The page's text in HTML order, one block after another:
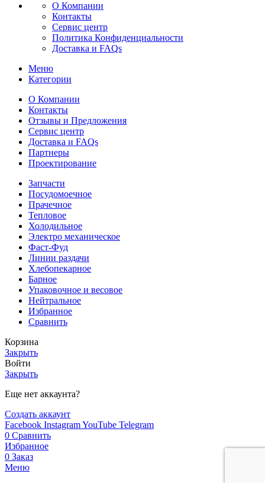
О Компании
Контакты
Сервис центр
Политика Конфиденциальности
Доставка и FAQs
Меню
Категории
О Компании
Контакты
Отзывы и Предложения
Сервис центр
Доставка и FAQs
Партнеры
Проектирование
Запчасти
Посудомоечное
Прачечное
Тепловое
Холодильное
Электро механическое
Фаст-Фуд
Линии раздачи
Хлебопекарное
Барное
Упаковочное и весовое
Нейтральное
Избранное
Сравнить
Корзина
Закрыть
Войти
Закрыть
Еще нет аккаунта?
Создать аккаунт
Facebook InstagramYouTube Telegram
0 Сравнить
Избранное
0 Заказ
Меню